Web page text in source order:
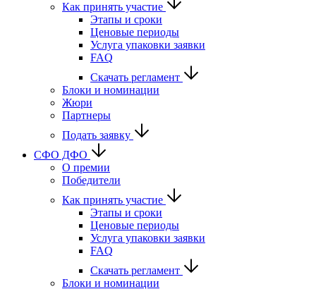
Как принять участие
Этапы и сроки
Ценовые периоды
Услуга упаковки заявки
FAQ
Скачать регламент
Блоки и номинации
Жюри
Партнеры
Подать заявку
CФО ДФО
О премии
Победители
Как принять участие
Этапы и сроки
Ценовые периоды
Услуга упаковки заявки
FAQ
Скачать регламент
Блоки и номинации